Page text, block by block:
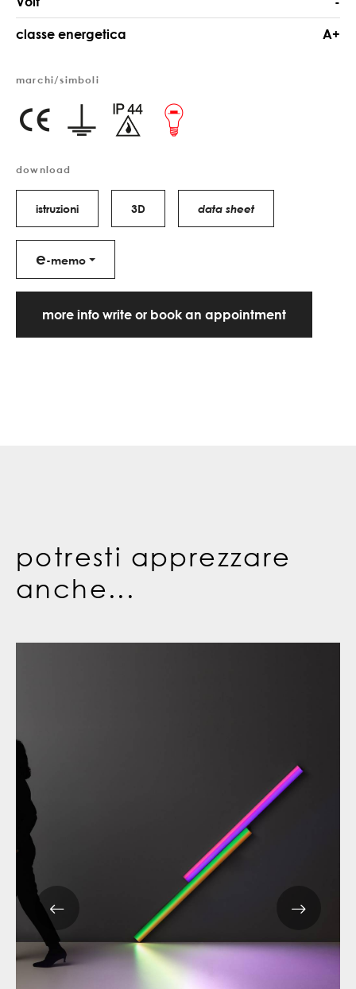
classe energetica A+
marchi/simboli
download
istruzioni 3D data sheet
e-memo
more info write or book an appointment
potresti apprezzare
anche...